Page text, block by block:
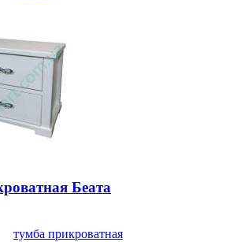
Беата
тумба прикроватная